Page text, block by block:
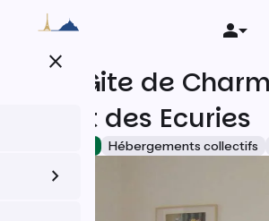
principal
close
Petit Gite de
Bistrot des Ecuries
Hébergements collectifs